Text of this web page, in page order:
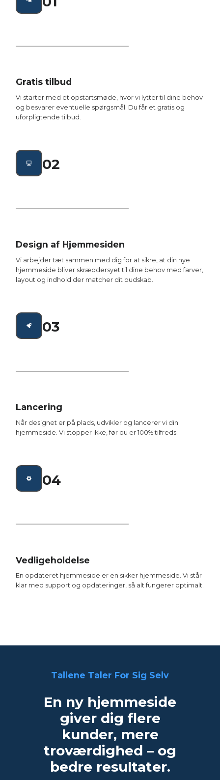
Gratis tilbud
Vi starter med et opstartsmøde, hvor vi lytter til dine behov
og besvarer eventuelle spørgsmål. Du får et gratis og
uforpligtende tilbud.
02
Design af Hjemmesiden
Vi arbejder tæt sammen med dig for at sikre, at din nye
hjemmeside bliver skræddersyet til dine behov med farver,
layout og indhold der matcher dit budskab.
03
Lancering
Når designet er på plads, udvikler og lancerer vi din
hjemmeside. Vi stopper ikke, før du er 100% tilfreds.
04
Vedligeholdelse
En opdateret hjemmeside er en sikker hjemmeside. Vi står
klar med support og opdateringer, så alt fungerer optimalt.
Tallene Taler For Sig Selv
En ny hjemmeside
giver dig flere
kunder, mere
troværdighed – og
bedre resultater.